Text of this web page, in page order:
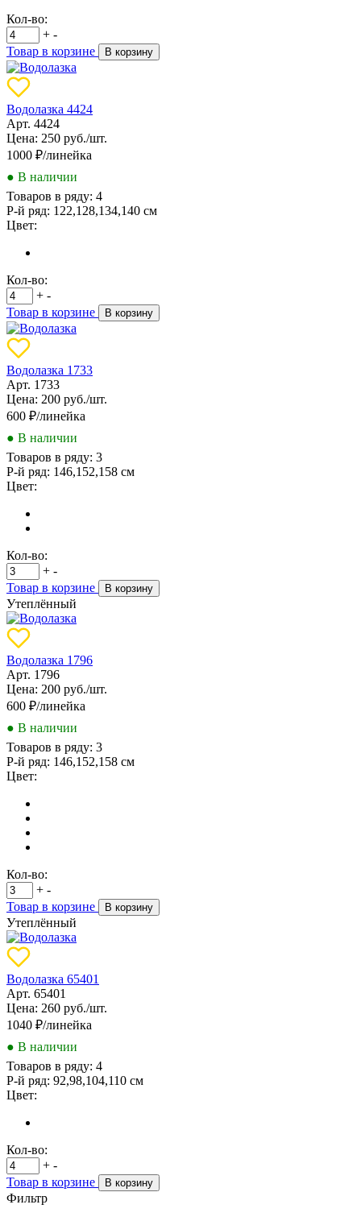
Кол-во:
+ -
Товар в корзине
В корзину
Водолазка 4424
Арт. 4424
Цена: 250 руб./шт.
1000 ₽/линейка
● В наличии
Товаров в ряду: 4
Р-й ряд: 122,128,134,140 см
Цвет:
Кол-во:
+ -
Товар в корзине
В корзину
Водолазка 1733
Арт. 1733
Цена: 200 руб./шт.
600 ₽/линейка
● В наличии
Товаров в ряду: 3
Р-й ряд: 146,152,158 см
Цвет:
Кол-во:
+ -
Товар в корзине
В корзину
Утеплённый
Водолазка 1796
Арт. 1796
Цена: 200 руб./шт.
600 ₽/линейка
● В наличии
Товаров в ряду: 3
Р-й ряд: 146,152,158 см
Цвет:
Кол-во:
+ -
Товар в корзине
В корзину
Утеплённый
Водолазка 65401
Арт. 65401
Цена: 260 руб./шт.
1040 ₽/линейка
● В наличии
Товаров в ряду: 4
Р-й ряд: 92,98,104,110 см
Цвет:
Кол-во:
+ -
Товар в корзине
В корзину
Фильтр